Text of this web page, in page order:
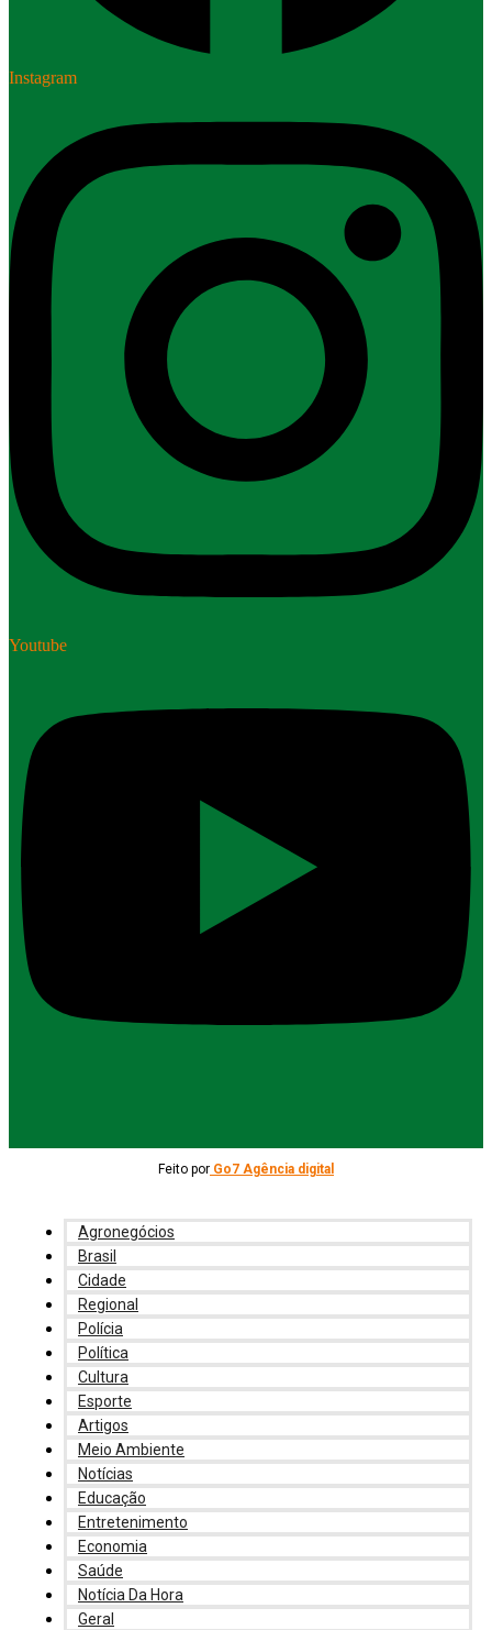
Instagram
Youtube
Feito por Go7 Agência digital
Agronegócios
Brasil
Cidade
Regional
Polícia
Política
Cultura
Esporte
Artigos
Meio Ambiente
Notícias
Educação
Entretenimento
Economia
Saúde
Notícia Da Hora
Geral